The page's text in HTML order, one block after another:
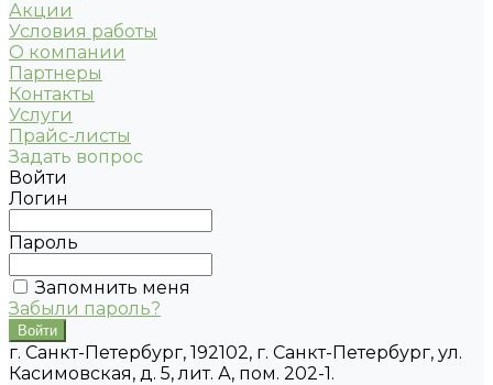
Акции
Условия работы
О компании
Партнеры
Контакты
Услуги
Прайс-листы
Задать вопрос
Войти
Логин
Пароль
Запомнить меня
Забыли пароль?
г. Санкт-Петербург, 192102, г. Санкт-Петербург, ул.
Касимовская, д. 5, лит. А, пом. 202-1.